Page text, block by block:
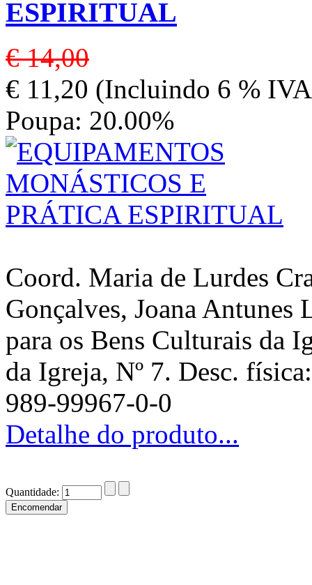
ESPIRITUAL
€ 14,00
€ 11,20 (Incluindo 6 %
Poupa: 20.00%
Coord. Maria de Lurdes
Gonçalves, Joana Antunes
para os Bens Culturais da
da Igreja, Nº 7. Desc.
989-99967-0-0
Detalhe do produto...
Quantidade: